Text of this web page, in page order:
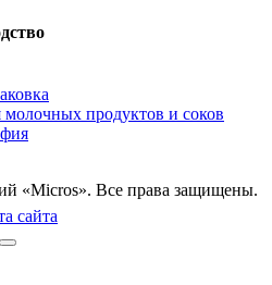
молочных продуктов и соков
«Micros». Все права защищены.
сайта